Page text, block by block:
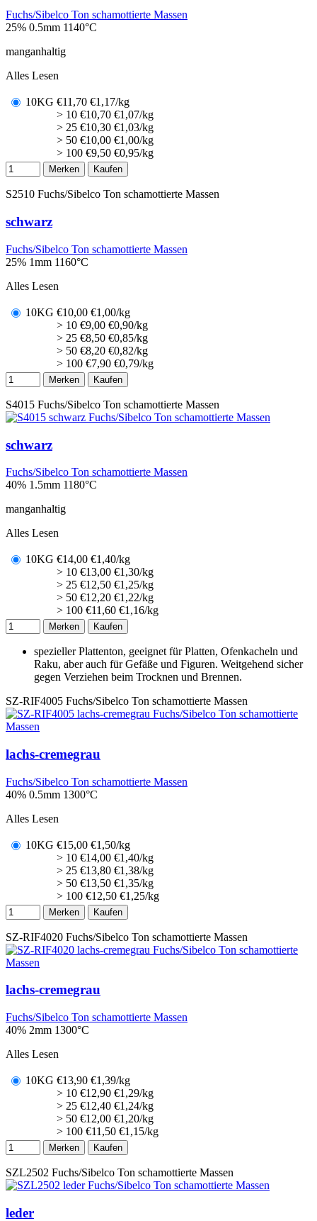
Fuchs/Sibelco Ton schamottierte Massen
25% 0.5mm 1140°C
manganhaltig
Alles Lesen
10KG €11,70 €1,17/kg
> 10 €10,70 €1,07/kg
> 25 €10,30 €1,03/kg
> 50 €10,00 €1,00/kg
> 100 €9,50 €0,95/kg
Merken Kaufen
S2510 Fuchs/Sibelco Ton schamottierte Massen
schwarz
Fuchs/Sibelco Ton schamottierte Massen
25% 1mm 1160°C
Alles Lesen
10KG €10,00 €1,00/kg
> 10 €9,00 €0,90/kg
> 25 €8,50 €0,85/kg
> 50 €8,20 €0,82/kg
> 100 €7,90 €0,79/kg
Merken Kaufen
S4015 Fuchs/Sibelco Ton schamottierte Massen
schwarz
Fuchs/Sibelco Ton schamottierte Massen
40% 1.5mm 1180°C
manganhaltig
Alles Lesen
10KG €14,00 €1,40/kg
> 10 €13,00 €1,30/kg
> 25 €12,50 €1,25/kg
> 50 €12,20 €1,22/kg
> 100 €11,60 €1,16/kg
Merken Kaufen
spezieller Plattenton, geeignet für Platten, Ofenkacheln und
Raku, aber auch für Gefäße und Figuren. Weitgehend sicher
gegen Verziehen beim Trocknen und Brennen.
SZ-RIF4005 Fuchs/Sibelco Ton schamottierte Massen
lachs-cremegrau
Fuchs/Sibelco Ton schamottierte Massen
40% 0.5mm 1300°C
Alles Lesen
10KG €15,00 €1,50/kg
> 10 €14,00 €1,40/kg
> 25 €13,80 €1,38/kg
> 50 €13,50 €1,35/kg
> 100 €12,50 €1,25/kg
Merken Kaufen
SZ-RIF4020 Fuchs/Sibelco Ton schamottierte Massen
lachs-cremegrau
Fuchs/Sibelco Ton schamottierte Massen
40% 2mm 1300°C
Alles Lesen
10KG €13,90 €1,39/kg
> 10 €12,90 €1,29/kg
> 25 €12,40 €1,24/kg
> 50 €12,00 €1,20/kg
> 100 €11,50 €1,15/kg
Merken Kaufen
SZL2502 Fuchs/Sibelco Ton schamottierte Massen
leder